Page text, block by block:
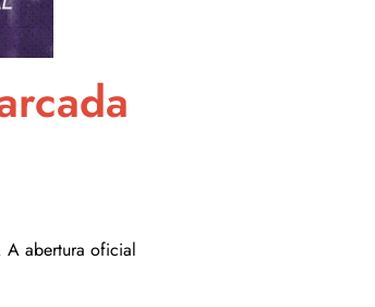
A abertura oficial